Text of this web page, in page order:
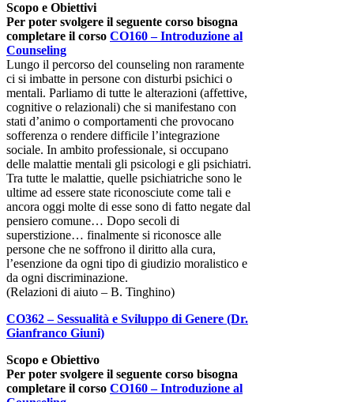
Scopo e Obiettivi
Per poter svolgere il seguente corso bisogna
completare il corso CO160 – Introduzione al
Counseling
Lungo il percorso del counseling non raramente
ci si imbatte in persone con disturbi psichici o
mentali. Parliamo di tutte le alterazioni (affettive,
cognitive o relazionali) che si manifestano con
stati d’animo o comportamenti che provocano
sofferenza o rendere difficile l’integrazione
sociale. In ambito professionale, si occupano
delle malattie mentali gli psicologi e gli psichiatri.
Tra tutte le malattie, quelle psichiatriche sono le
ultime ad essere state riconosciute come tali e
ancora oggi molte di esse sono di fatto negate dal
pensiero comune… Dopo secoli di
superstizione… finalmente si riconosce alle
persone che ne soffrono il diritto alla cura,
l’esenzione da ogni tipo di giudizio moralistico e
da ogni discriminazione.
(Relazioni di aiuto – B. Tinghino)
CO362 – Sessualità e Sviluppo di Genere (Dr.
Gianfranco Giuni)
Scopo e Obiettivo
Per poter svolgere il seguente corso bisogna
completare il corso CO160 – Introduzione al